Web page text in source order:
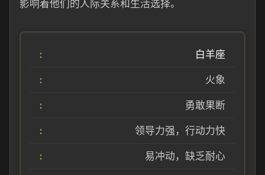
影响着他们的人际关系和生活选择。
白羊座
火象
勇敢果断
领导力强，行动力快
易冲动，缺乏耐心